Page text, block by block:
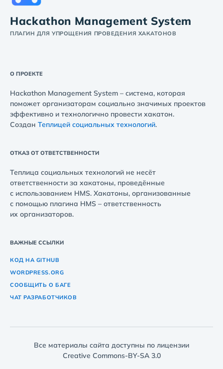
Hackathon Management System
ПЛАГИН ДЛЯ УПРОЩЕНИЯ ПРОВЕДЕНИЯ ХАКАТОНОВ
О ПРОЕКТЕ
Hackathon Management System – система, которая
поможет организаторам социально значимых проектов
эффективно и технологично провести хакатон.
Создан Теплицей социальных технологий.
ВАЖНЫЕ ССЫЛКИ
КОД НА GITHUB
WORDPRESS.ORG
СООБЩИТЬ О БАГЕ
ЧАТ РАЗРАБОТЧИКОВ
ОТКАЗ ОТ ОТВЕТСТВЕННОСТИ
Теплица социальных технологий не несёт
ответственности за хакатоны, проведённые
с использованием HMS. Хакатоны, организованные
с помощью плагина HMS – ответственность
их организаторов.
Все материалы сайта доступны по лицензии
Creative Commons-BY-SA 3.0